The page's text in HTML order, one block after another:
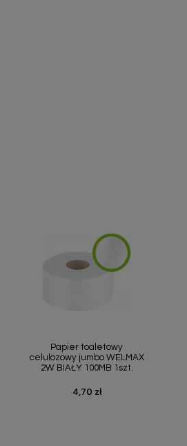
Papier toaletowy
celulozowy jumbo WELMAX
2W BIAŁY 100MB 1szt.
Cena
4,70 zł